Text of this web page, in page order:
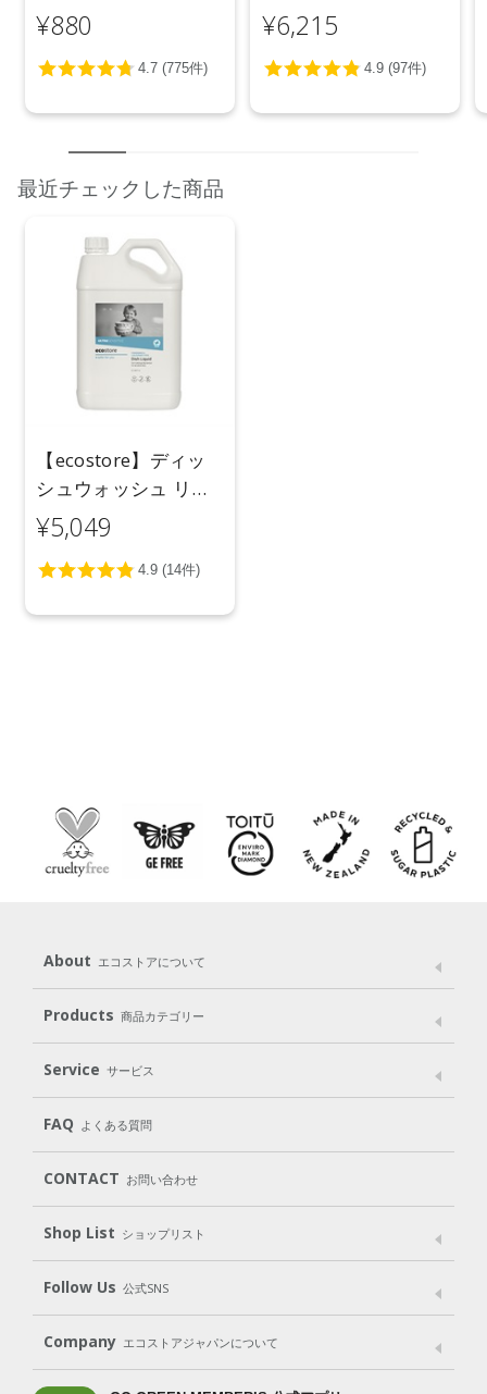
トニング＞ 100g
¥880
カリ＞ 5L
¥6,215
最近チェックした商品
【ecostore】ディッ
シュウォッシュ リキ
ッド ＜無香料＞5L
¥5,049
About エコストアについて
メッセージ ブランドストーリー
パッケージへのこだわり
動物実験をしない
Products 商品カテゴリー
Laundry
Body（ボディ） Hair（ヘア） Oral care（オーラルケア）
Goods （グッズ）
Gift set
Service サービス
User Guide
Subscription（定期便）
FAQ よくある質問
CONTACT お問い合わせ
Shop List ショップリスト
Shop List
Follow Us 公式SNS
LINE＠ Instagram Facebook
Company エコストアジャパンについて
会社案内 ご利用規約 プライバシーポリシー